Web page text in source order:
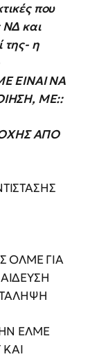
που
ΝΔ και
της- η
ΕΙΝΑΙ ΝΑ
ΜΕ::
ΑΠΟ
ΟΛΜΕ ΓΙΑ
ΕΛΜΕ